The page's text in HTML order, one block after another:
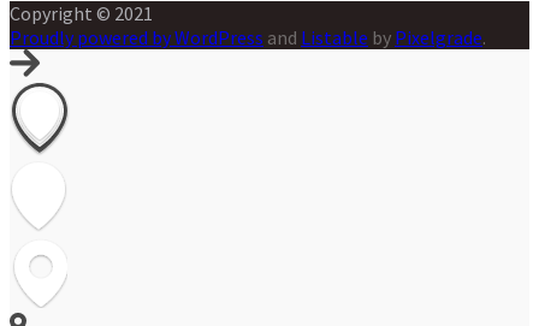
Copyright © 2021
Proudly powered by WordPress and Listable by Pixelgrade.